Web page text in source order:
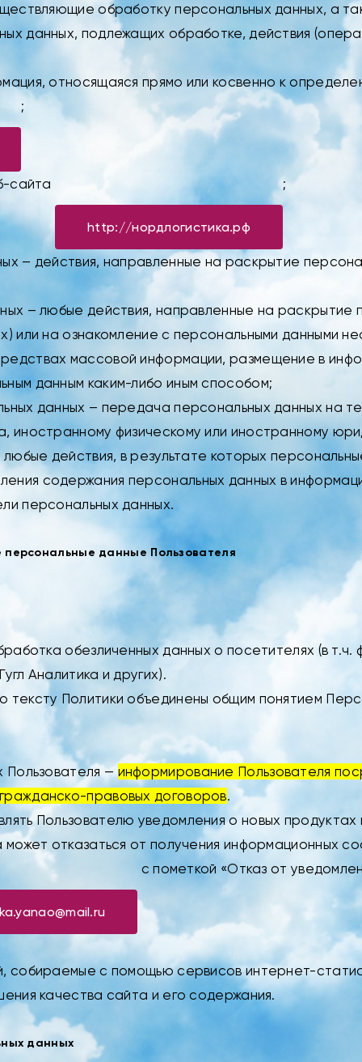
обработку персональных данных, а
данных, подлежащих обработке, действия
относящаяся прямо или косвенно к
;
сайта
http://нордлогистика.рф
;
– действия, направленные на раскрытие
– любые действия, направленные на
или на ознакомление с персональными данными
массовой информации, размещение в
данным каким-либо иным способом;
данных – передача персональных данных на
иностранному физическому или иностранному
действия, в результате которых
содержания персональных данных в
персональных данных.
данные Пользователя
обезличенных данных о посетителях (в
Аналитика и других).
Политики объединены общим понятием
Пользователя — информирование Пользователя
правовых договоров.
Пользователю уведомления о новых продуктах
может отказаться от получения информационных
с пометкой «Отказ от
собираемые с помощью сервисов интернет-
качества сайта и его содержания.
данных